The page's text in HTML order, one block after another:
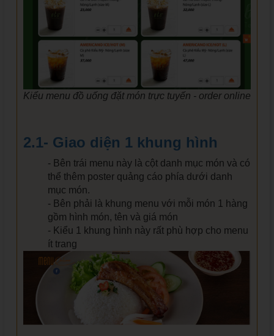
Kiểu menu đồ uống đặt món trực tuyến - order online
2.1- Giao diện 1 khung hình
- Bên trái menu này là cột danh mục món và có
thể thêm poster quảng cáo phía dưới danh
mục món.
- Bên phải là khung menu với mỗi món 1 hàng
gồm hình món, tên và giá món
- Kiểu 1 khung hình này rất phù hợp cho menu
ít trang